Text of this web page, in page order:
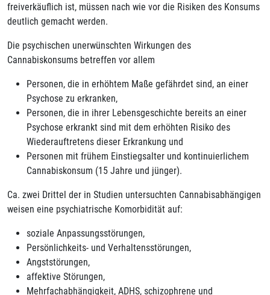
freiverkäuflich ist, müssen nach wie vor die Risiken des Konsums
deutlich gemacht werden.
Die psychischen unerwünschten Wirkungen des
Cannabiskonsums betreffen vor allem
Personen, die in erhöhtem Maße gefährdet sind, an einer
Psychose zu erkranken,
Personen, die in ihrer Lebensgeschichte bereits an einer
Psychose erkrankt sind mit dem erhöhten Risiko des
Wiederauftretens dieser Erkrankung und
Personen mit frühem Einstiegsalter und kontinuierlichem
Cannabiskonsum (15 Jahre und jünger).
Ca. zwei Drittel der in Studien untersuchten Cannabisabhängigen
weisen eine psychiatrische Komorbidität auf:
soziale Anpassungsstörungen,
Persönlichkeits- und Verhaltensstörungen,
Angststörungen,
affektive Störungen,
Mehrfachabhängigkeit, ADHS, schizophrene und